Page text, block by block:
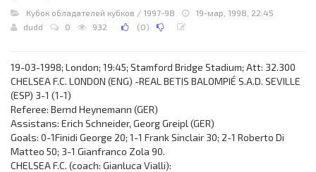
Кубок обладателей кубков / 1997-98
19-мар, 1998, 22:45
dudd
0 932 (0)
19-03-1998; London; 19:45; Stamford Bridge Stadium; Att: 32.300
CHELSEA F.C. LONDON (ENG) -REAL BETIS BALOMPIÉ S.A.D. SEVILLE
(ESP) 3-1 (1-1)
Referee: Bernd Heynemann (GER)
Assistans: Erich Schneider, Georg Greipl (GER)
Goals: 0-1Finidi George 20; 1-1 Frank Sinclair 30; 2-1 Roberto Di
Matteo 50; 3-1 Gianfranco Zola 90.
CHELSEA F.C. (coach: Gianluca Vialli):